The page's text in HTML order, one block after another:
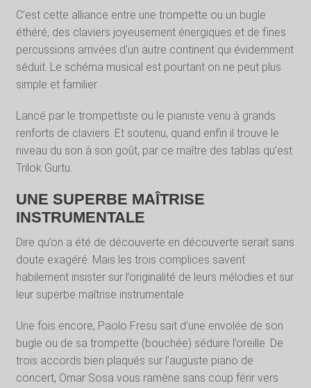
C’est cette alliance entre une trompette ou un bugle
éthéré, des claviers joyeusement énergiques et de fines
percussions arrivées d’un autre continent qui évidemment
séduit. Le schéma musical est pourtant on ne peut plus
simple et familier.
Lancé par le trompettiste ou le pianiste venu à grands
renforts de claviers. Et soutenu, quand enfin il trouve le
niveau du son à son goût, par ce maître des tablas qu’est
Trilok Gurtu.
UNE SUPERBE MAÎTRISE
INSTRUMENTALE
Dire qu’on a été de découverte en découverte serait sans
doute exagéré. Mais les trois complices savent
habilement insister sur l’originalité de leurs mélodies et sur
leur superbe maîtrise instrumentale.
Une fois encore, Paolo Fresu sait d’une envolée de son
bugle ou de sa trompette (bouchée) séduire l’oreille. De
trois accords bien plaqués sur l’auguste piano de
concert, Omar Sosa vous ramène sans coup férir vers